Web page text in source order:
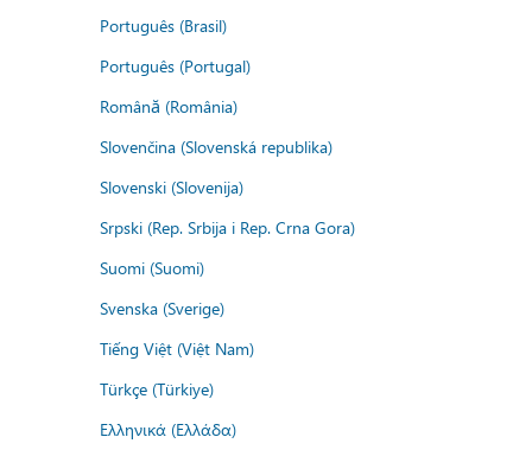
Português (Brasil)
Português (Portugal)
Română (România)
Slovenčina (Slovenská republika)
Slovenski (Slovenija)
Srpski (Rep. Srbija i Rep. Crna Gora)
Suomi (Suomi)
Svenska (Sverige)
Tiếng Việt (Việt Nam)
Türkçe (Türkiye)
Ελληνικά (Ελλάδα)